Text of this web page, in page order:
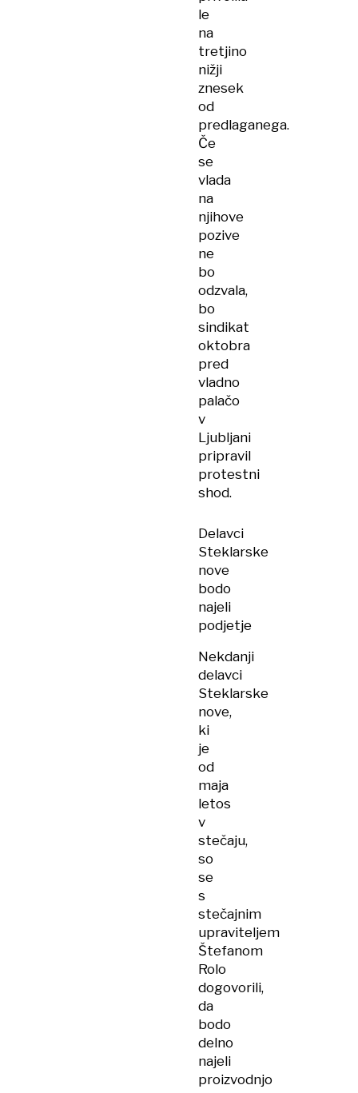
le
na
tretjino
nižji
znesek
od
predlaganega.
Če
se
vlada
na
njihove
pozive
ne
bo
odzvala,
bo
sindikat
oktobra
pred
vladno
palačo
v
Ljubljani
pripravil
protestni
shod.
Delavci
Steklarske
nove
bodo
najeli
podjetje
Nekdanji
delavci
Steklarske
nove,
ki
je
od
maja
letos
v
stečaju,
so
se
s
stečajnim
upraviteljem
Štefanom
Rolo
dogovorili,
da
bodo
delno
najeli
proizvodnjo